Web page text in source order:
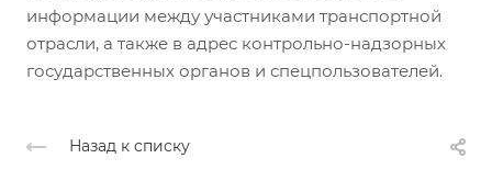
информации между участниками транспортной
отрасли, а также в адрес контрольно-надзорных
государственных органов и спецпользователей.
Назад к списку